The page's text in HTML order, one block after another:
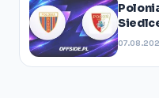
Ligi?